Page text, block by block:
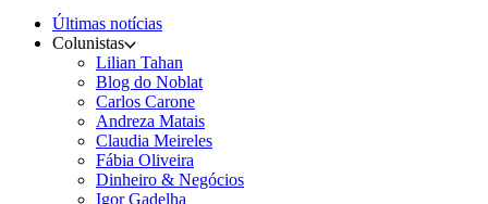
Últimas notícias
Colunistas
Lilian Tahan
Blog do Noblat
Carlos Carone
Andreza Matais
Claudia Meireles
Fábia Oliveira
Dinheiro & Negócios
Igor Gadelha